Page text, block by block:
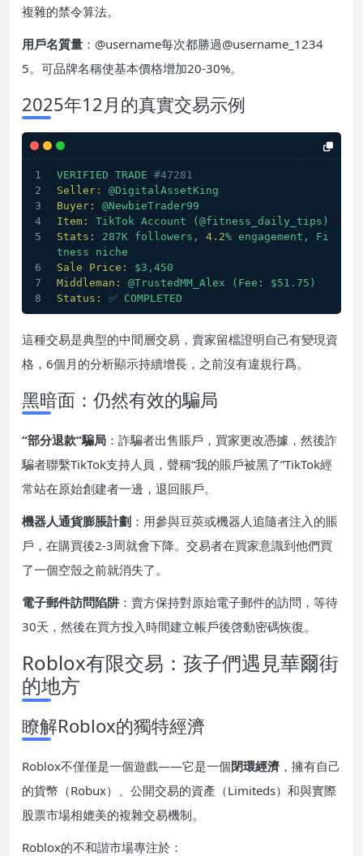
複雜的禁令算法。
用戶名質量 ：@username每次都勝過@username_1234
5。可品牌名稱使基本價格增加20-30%。
2025年12月的真實交易示例
VERIFIED TRADE #47281
Seller:
@DigitalAssetKing
Buyer:
@NewbieTrader99
Item:
TikTok Account
(@fitness_daily_tips)
Stats:
287K followers, 4.2% engagement,
Fi
tness
niche
Sale Price:
$3,450
Middleman:
@TrustedMM_Alex (Fee:
$51.75)
Status:
✅ COMPLETED
這種交易是典型的中間層交易，賣家留檔證明自己有變現資
格，6個月的分析顯示持續增長，之前沒有違規行爲。
黑暗面：仍然有效的騙局
“部分退款”騙局 ：詐騙者出售賬戶，買家更改憑據，然後詐
騙者聯繫TikTok支持人員，聲稱“我的賬戶被黑了”TikTok經
常站在原始創建者一邊，退回賬戶。
機器人通貨膨脹計劃 ：用參與豆莢或機器人追隨者注入的賬
戶，在購買後2-3周就會下降。交易者在買家意識到他們買
了一個空殼之前就消失了。
電子郵件訪問陷阱 ：賣方保持對原始電子郵件的訪問，等待
30天，然後在買方投入時間建立帳戶後啓動密碼恢復。
Roblox有限交易：孩子們遇見華爾街
的地方
瞭解Roblox的獨特經濟
Roblox不僅僅是一個遊戲——它是一個閉環經濟 ，擁有自己
的貨幣（Robux）、公開交易的資產（Limiteds）和與實際
股票市場相媲美的複雜交易機制。
Roblox的不和諧市場專注於：